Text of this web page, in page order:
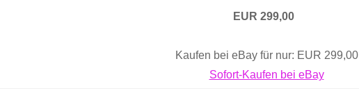
EUR 299,00
Kaufen bei eBay für nur: EUR 299,00
Sofort-Kaufen bei eBay